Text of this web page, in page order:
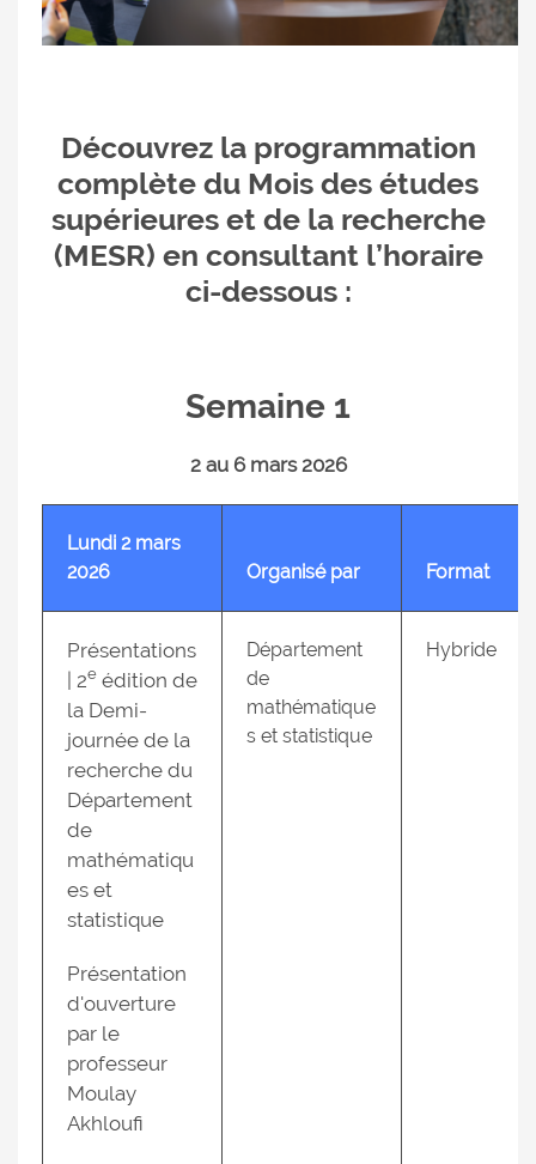
Découvrez la programmation
complète du Mois des études
supérieures et de la recherche
(MESR) en consultant l’horaire
ci-dessous :
Semaine 1
2 au 6 mars 2026
Lundi 2 mars
2026
Organisé par Format
Présentations
| 2e édition de
la Demi-
journée de la
recherche du
Département
de
mathématiqu
es et
statistique
Présentation
d'ouverture
par le
professeur
Moulay
Akhloufi
Département
de
mathématique
s et statistique
Hybride